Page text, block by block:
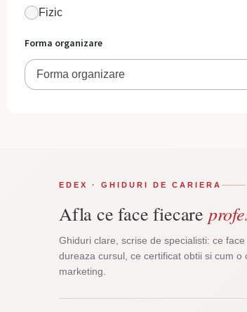
Fizic
Forma organizare
Forma organizare
EDEX · GHIDURI DE CARIERA
Afla ce face fiecare
Ghiduri clare, scrise de specialisti: ce
dureaza cursul, ce certificat obtii si cum
marketing.